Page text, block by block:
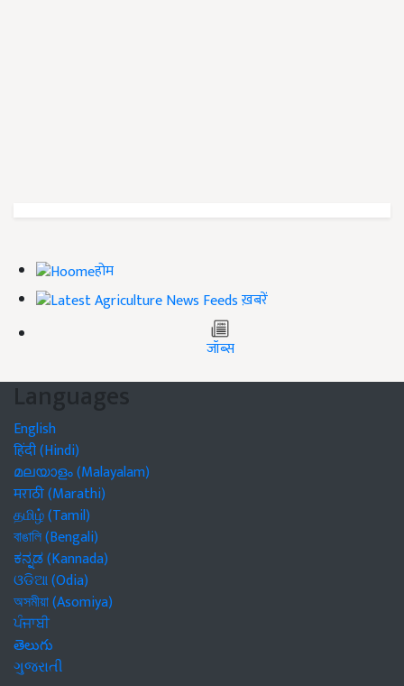
होम
ख़बरें
जॉब्स
Languages
English
हिंदी (Hindi)
മലയാളം (Malayalam)
मराठी (Marathi)
தமிழ் (Tamil)
বাঙালি (Bengali)
ಕನ್ನಡ (Kannada)
ଓଡିଆ (Odia)
অসমীয়া (Asomiya)
ਪੰਜਾਬੀ
తెలుగు
ગુજરાતી